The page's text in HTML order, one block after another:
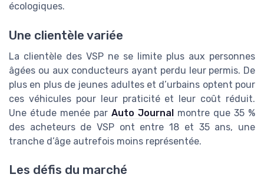
écologiques.
Une clientèle variée
La clientèle des VSP ne se limite plus aux personnes
âgées ou aux conducteurs ayant perdu leur permis. De
plus en plus de jeunes adultes et d’urbains optent pour
ces véhicules pour leur praticité et leur coût réduit.
Une étude menée par Auto Journal montre que 35 %
des acheteurs de VSP ont entre 18 et 35 ans, une
tranche d’âge autrefois moins représentée.
Les défis du marché